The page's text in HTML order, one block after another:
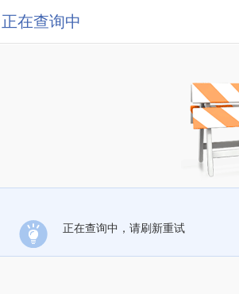
正在查询中
正在查询中，请刷新重试